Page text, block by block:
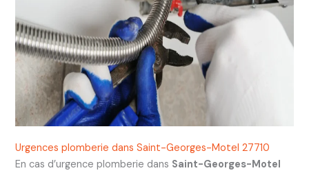
Urgences plomberie dans Saint-Georges-Motel 27710
En cas d’urgence plomberie dans Saint-Georges-Motel